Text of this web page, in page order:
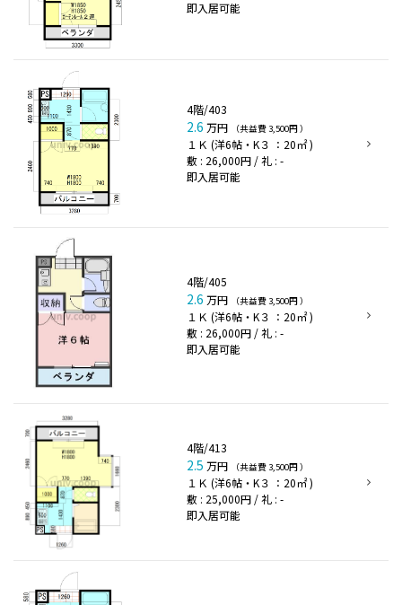
即入居可能
4階/403
2.6 万円 （共益費 3,500円 ）
１Ｋ (洋6帖・K３ ：20㎡ )
敷 : 26,000円 / 礼 : -
即入居可能
4階/405
2.6 万円 （共益費 3,500円 ）
１Ｋ (洋6帖・K３ ：20㎡ )
敷 : 26,000円 / 礼 : -
即入居可能
4階/413
2.5 万円 （共益費 3,500円 ）
１Ｋ (洋6帖・K３ ：20㎡ )
敷 : 25,000円 / 礼 : -
即入居可能